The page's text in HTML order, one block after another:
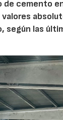
de cemento
valores
según las